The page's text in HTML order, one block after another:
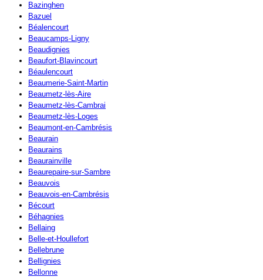
Bazinghen
Bazuel
Béalencourt
Beaucamps-Ligny
Beaudignies
Beaufort-Blavincourt
Béaulencourt
Beaumerie-Saint-Martin
Beaumetz-lès-Aire
Beaumetz-lès-Cambrai
Beaumetz-lès-Loges
Beaumont-en-Cambrésis
Beaurain
Beaurains
Beaurainville
Beaurepaire-sur-Sambre
Beauvois
Beauvois-en-Cambrésis
Bécourt
Béhagnies
Bellaing
Belle-et-Houllefort
Bellebrune
Bellignies
Bellonne